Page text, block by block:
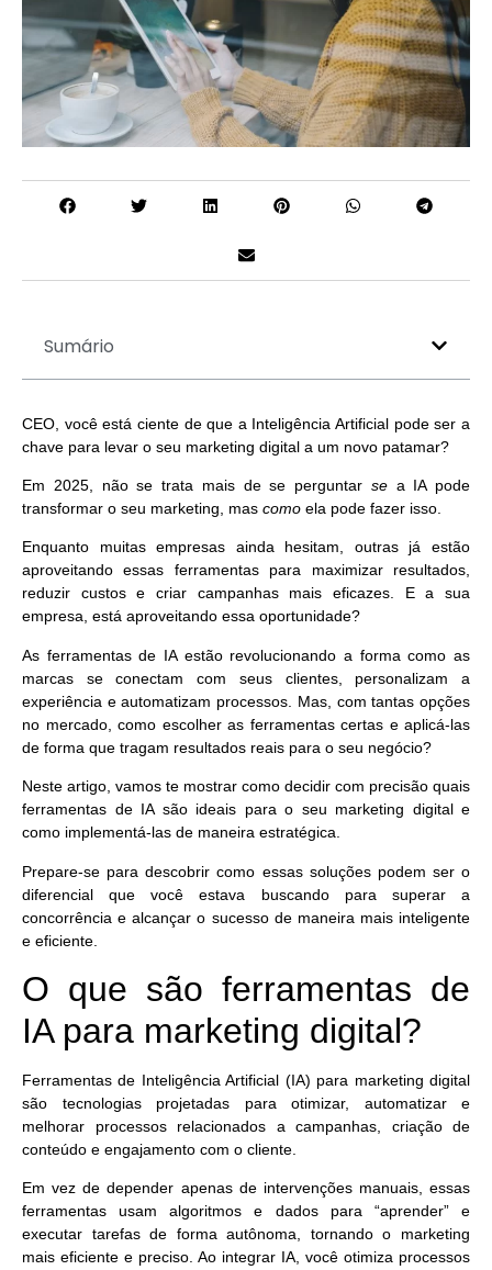
Sumário
CEO, você está ciente de que a Inteligência Artificial pode ser a
chave para levar o seu marketing digital a um novo patamar?
Em 2025, não se trata mais de se perguntar sea IA pode
transformar o seu marketing, mas como ela pode fazer isso.
Enquanto muitas empresas ainda hesitam, outras já estão
aproveitando essas ferramentas para maximizar resultados,
reduzir custos e criar campanhas mais eficazes. E a sua
empresa, está aproveitando essa oportunidade?
As ferramentas de IA estão revolucionando a forma como as
marcas se conectam com seus clientes, personalizam a
experiência e automatizam processos. Mas, com tantas opções
no mercado, como escolher as ferramentas certas e aplicá-las
de forma que tragam resultados reais para o seu negócio?
Neste artigo, vamos te mostrar como decidir com precisão quais
ferramentas de IA são ideais para o seu marketing digital e
como implementá-las de maneira estratégica.
Prepare-se para descobrir como essas soluções podem ser o
diferencial que você estava buscando para superar a
concorrência e alcançar o sucesso de maneira mais inteligente
e eficiente.
O que são ferramentas de
IA para marketing digital?
Ferramentas de Inteligência Artificial (IA) para marketing digital
são tecnologias projetadas para otimizar, automatizar e
melhorar processosrelacionados a campanhas, criação de
conteúdo e engajamento com o cliente.
Em vez de depender apenas de intervenções manuais, essas
ferramentas usam algoritmos e dados para “aprender” e
executar tarefas de forma autônoma, tornando o marketing
mais eficiente e preciso. Ao integrar IA, você otimiza processos